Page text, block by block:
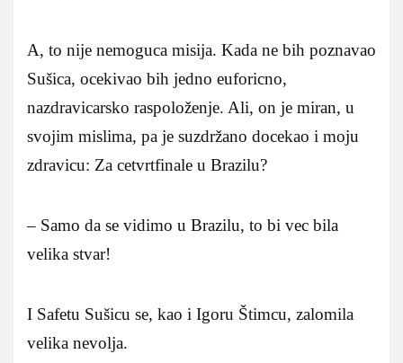
A, to nije nemoguca misija. Kada ne bih poznavao
Sušica, ocekivao bih jedno euforicno,
nazdravicarsko raspoloženje. Ali, on je miran, u
svojim mislima, pa je suzdržano docekao i moju
zdravicu: Za cetvrtfinale u Brazilu?
– Samo da se vidimo u Brazilu, to bi vec bila
velika stvar!
I Safetu Sušicu se, kao i Igoru Štimcu, zalomila
velika nevolja.